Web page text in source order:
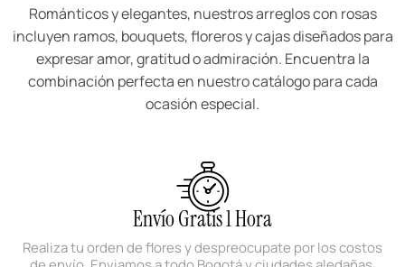
Románticos y elegantes, nuestros arreglos con rosas
incluyen ramos, bouquets, floreros y cajas diseñados para
expresar amor, gratitud o admiración. Encuentra la
combinación perfecta en nuestro catálogo para cada
ocasión especial.
Envío Gratis 1 Hora
Realiza tu orden de flores y despreocupate por los costos